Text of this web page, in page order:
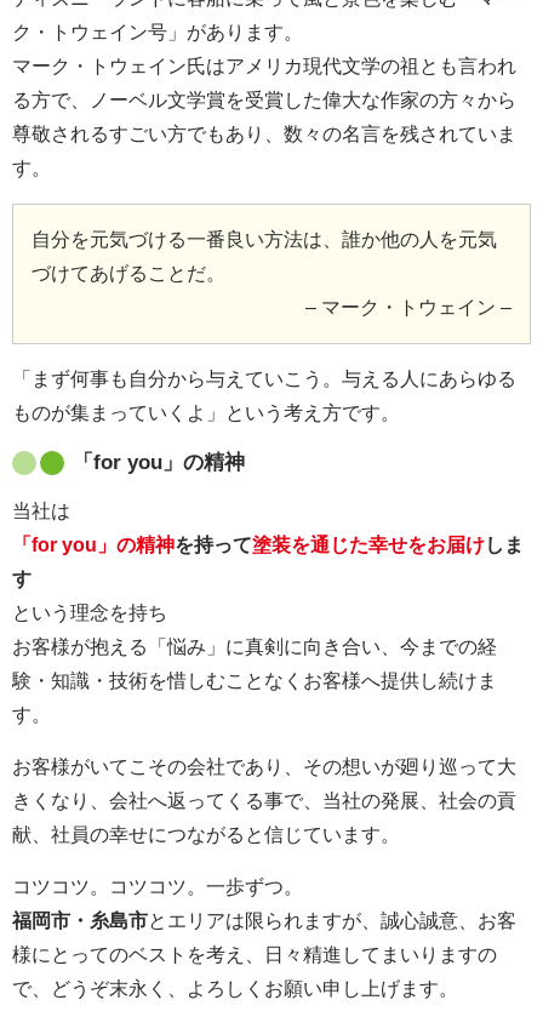
ク・トウェイン号」があります。
マーク・トウェイン氏はアメリカ現代文学の祖とも言われ
る方で、ノーベル文学賞を受賞した偉大な作家の方々から
尊敬されるすごい方でもあり、数々の名言を残されていま
す。
自分を元気づける一番良い方法は、誰か他の人を元気
づけてあげることだ。
– マーク・トウェイン –
「まず何事も自分から与えていこう。与える人にあらゆる
ものが集まっていくよ」という考え方です。
「for you」の精神
当社は
「for you」の精神を持って塗装を通じた幸せをお届けしま
す
という理念を持ち
お客様が抱える「悩み」に真剣に向き合い、今までの経
験・知識・技術を惜しむことなくお客様へ提供し続けま
す。
お客様がいてこその会社であり、その想いが廻り巡って大
きくなり、会社へ返ってくる事で、当社の発展、社会の貢
献、社員の幸せにつながると信じています。
コツコツ。コツコツ。一歩ずつ。
福岡市・糸島市とエリアは限られますが、誠心誠意、お客
様にとってのベストを考え、日々精進してまいりますの
で、どうぞ末永く、よろしくお願い申し上げます。